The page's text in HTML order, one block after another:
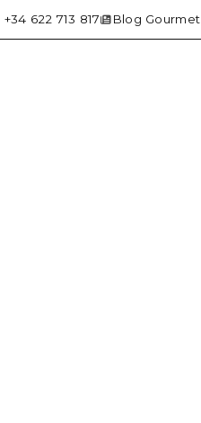
+34 622 713 817 Blog Gourmet